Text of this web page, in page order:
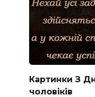
Картинки З
чоловіків​